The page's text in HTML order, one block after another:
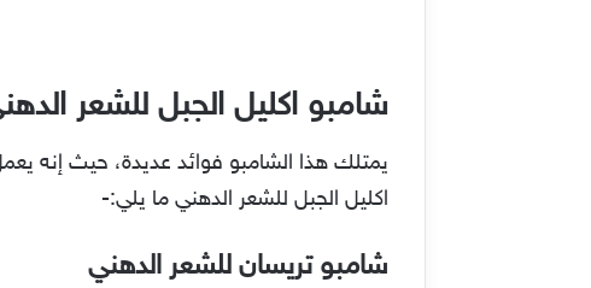
شامبو اكليل الجبل للشعر
يمتلك هذا الشامبو فوائد عديدة، حيث إنه
اكليل الجبل للشعر الدهني ما يلي:-
شامبو تريسان للشعر الدهني